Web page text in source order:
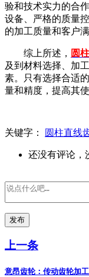
验和技术实力的合
设备、严格的质量
的加工质量和客户满
综上所述， 圆
及到材料选择、加
素。只有选择合适
量和精度，提高其
关键字： 圆柱直线
还没有评论，
发布
上一条
意昂齿轮：传动齿轮加